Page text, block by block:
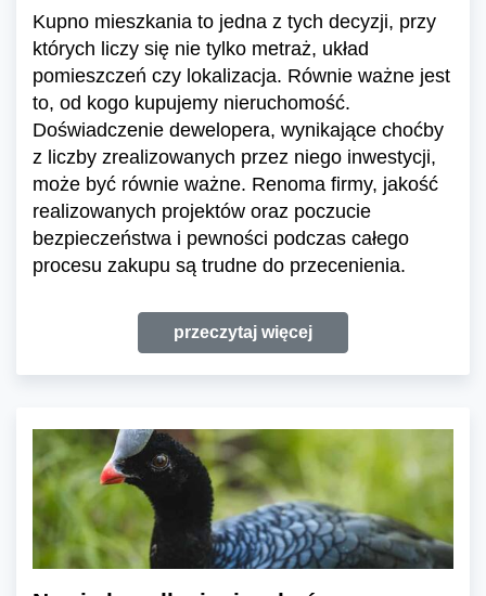
Kupno mieszkania to jedna z tych decyzji, przy
których liczy się nie tylko metraż, układ
pomieszczeń czy lokalizacja. Równie ważne jest
to, od kogo kupujemy nieruchomość.
Doświadczenie dewelopera, wynikające choćby
z liczby zrealizowanych przez niego inwestycji,
może być równie ważne. Renoma firmy, jakość
realizowanych projektów oraz poczucie
bezpieczeństwa i pewności podczas całego
procesu zakupu są trudne do przecenienia.
przeczytaj więcej